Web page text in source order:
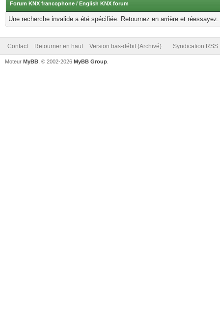
Forum KNX francophone / English KNX forum
Une recherche invalide a été spécifiée. Retournez en arrière et réessayez.
Contact Retourner en haut Version bas-débit (Archivé) Syndication RSS
Moteur MyBB , © 2002-2026 MyBB Group